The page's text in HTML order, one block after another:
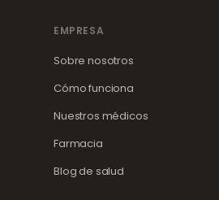
EMPRESA
Sobre nosotros
Cómo funciona
Nuestros médicos
Farmacia
Blog de salud